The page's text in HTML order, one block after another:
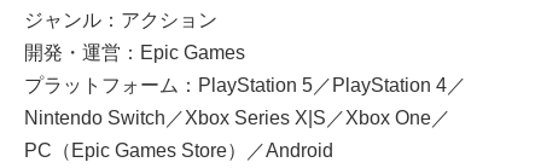
ジャンル：アクション
開発・運営：Epic Games
プラットフォーム：PlayStation 5／PlayStation 4／
Nintendo Switch／Xbox Series X|S／Xbox One／
PC（Epic Games Store）／Android